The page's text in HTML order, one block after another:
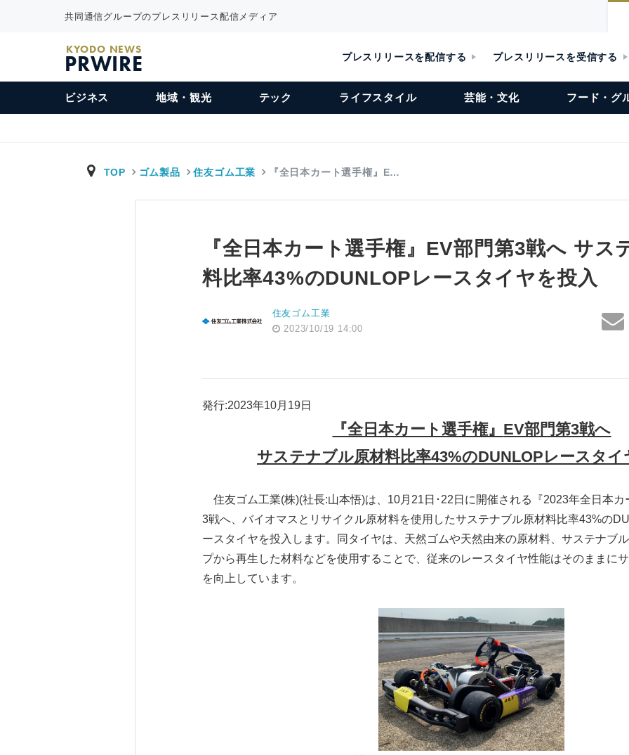
共同通信グループのプレスリリース配信メディア
KYODO NEWS
PRWIRE プレスリリースを配信する プレスリリースを受信する
ビジネス 地域・観光 テック ライフスタイル 芸能・文化 フード・グ
TOP ゴム製品 住友ゴム工業 『全日本カート選手権』E…
『全日本カート選手権』EV部門第3戦へ サス
料比率43%のDUNLOPレースタイヤを投入
住友ゴム工業
2023/10/19 14:00
発行:2023年10月19日
『全日本カート選手権』 EV部門第3戦へ
サステナブル原材料比率43%のDUNLOPレースタイ
住友ゴム工業(株)(社長:山本悟)は、10月21日･22日に開催される『2023年全日本カ
3戦へ、バイオマスとリサイクル原材料を使用したサステナブル原材料比率43%の
ースタイヤを投入します。同タイヤは、天然ゴムや天然由来の原材料、サステナブ
プから再生した材料などを使用することで、従来のレースタイヤ性能はそのままに
を向上しています。